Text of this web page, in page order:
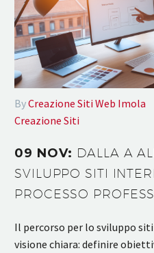
ByCreazione Siti Web Imola
Creazione Siti
09 NOV: DALLA A
SVILUPPO SITI
PROCESSO
Il percorso per lo sviluppo
visione chiara: definire